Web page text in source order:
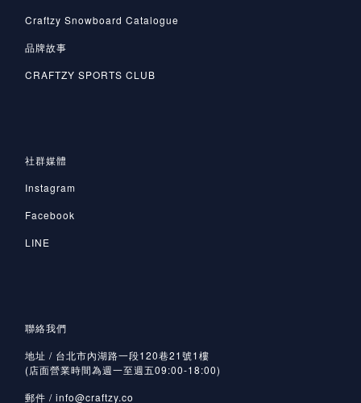
Craftzy Snowboard Catalogue
品牌故事
CRAFTZY SPORTS CLUB
社群媒體
Instagram
Facebook
LINE
聯絡我們
地址 / 台北市內湖路一段120巷21號1樓
(店面營業時間為週一至週五09:00-18:00)
郵件 / info@craftzy.co